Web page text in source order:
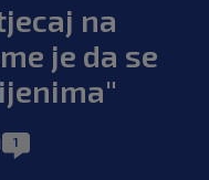
na
je da se
1